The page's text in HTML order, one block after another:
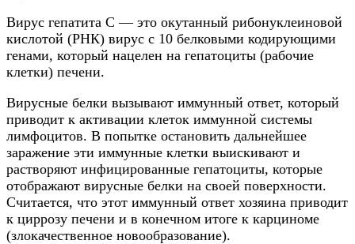
Вирус гепатита С — это окутанный рибонуклеиновой
кислотой (РНК) вирус с 10 белковыми кодирующими
генами, который нацелен на гепатоциты (рабочие
клетки) печени.
Вирусные белки вызывают иммунный ответ, который
приводит к активации клеток иммунной системы
лимфоцитов. В попытке остановить дальнейшее
заражение эти иммунные клетки выискивают и
растворяют инфицированные гепатоциты, которые
отображают вирусные белки на своей поверхности.
Считается, что этот иммунный ответ хозяина приводит
к циррозу печени и в конечном итоге к карциноме
(злокачественное новообразование).